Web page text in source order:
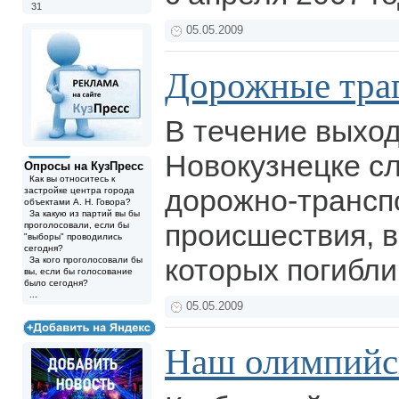
31
Опросы на КузПресс
Как вы относитесь к
застройке центра города
объектами А. Н. Говора?
За какую из партий вы бы
проголосовали, если бы
"выборы" проводились
сегодня?
За кого проголосовали бы
вы, если бы голосование
было сегодня?
05.05.2009
Дорожные
В течение
Новокузнецке
дорожно-
происшествия,
которых
05.05.2009
Наш